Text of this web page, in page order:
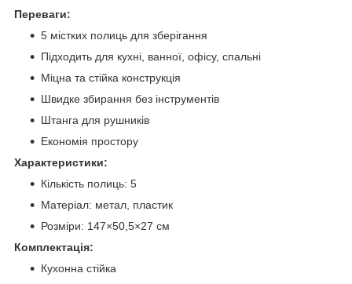
Переваги:
5 містких полиць для зберігання
Підходить для кухні, ванної, офісу, спальні
Міцна та стійка конструкція
Швидке збирання без інструментів
Штанга для рушників
Економія простору
Характеристики:
Кількість полиць: 5
Матеріал: метал, пластик
Розміри: 147×50,5×27 см
Комплектація:
Кухонна стійка